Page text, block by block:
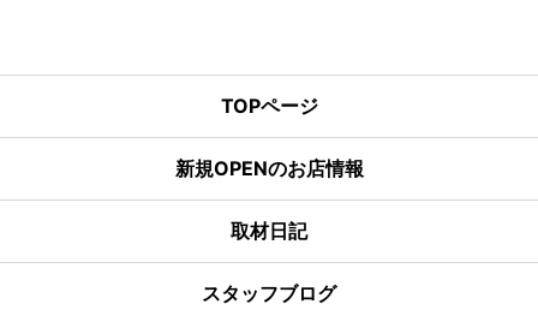
TOPページ
新規OPENのお店情報
取材日記
スタッフブログ